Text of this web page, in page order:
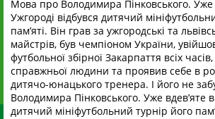
Мова про Володимира Пінковського. Уже
Ужгороді відбувся дитячий
пам’яті. Він грав за ужгородські та
майстрів, був чемпіоном України,
футбольної збірної Закарпаття всіх
справжньої людини та проявив себе в
дитячо-юнацького тренера. І його не
Володимира Пінковського. Уже вдев’яте
дитячий мініфутбольний турнір його